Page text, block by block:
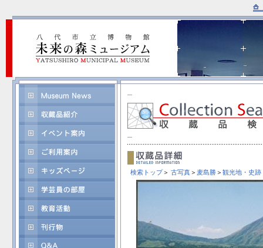
検索トップ＞ 古写真＞ 麦島勝＞ 観光地・史跡